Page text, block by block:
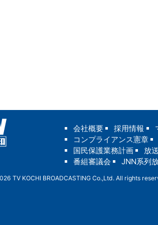
会社概要 採用情報
コンプライアンス憲章
国民保護業務計画
放
番組審議会
JNN系列
TV KOCHI BROADCASTING Co.,Ltd. All rights